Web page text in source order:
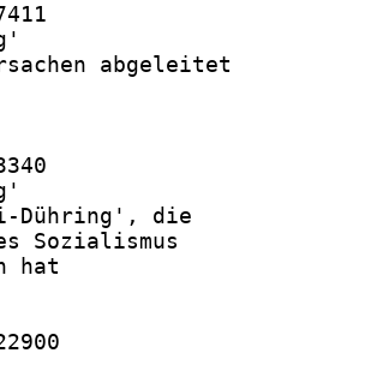
abgeleitet
Dühring', die
Sozialismus
hat